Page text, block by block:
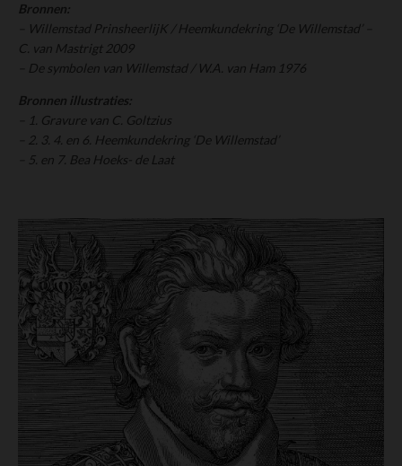
Bronnen:
– Willemstad PrinsheerlijK / Heemkundekring ‘De Willemstad’ –
C. van Mastrigt 2009
– De symbolen van Willemstad / W.A. van Ham 1976
Bronnen illustraties:
– 1. Gravure van C. Goltzius
– 2. 3. 4. en 6. Heemkundekring ‘De Willemstad’
– 5. en 7. Bea Hoeks- de Laat